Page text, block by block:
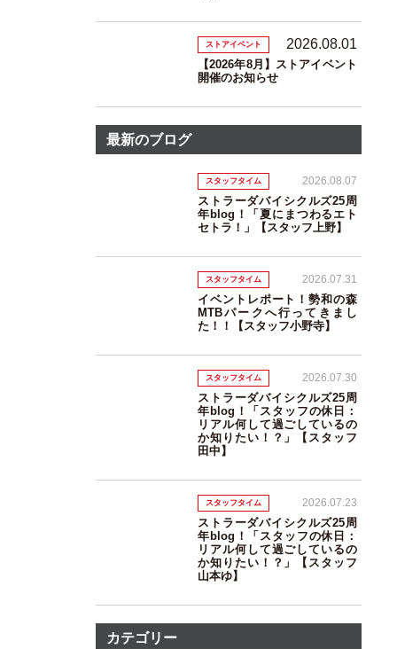
ストアイベント 2026.08.01
【2026年8月】ストアイベント
開催のお知らせ
最新のブログ
スタッフタイム 2026.08.07
ストラーダバイシクルズ25周
年blog！「夏にまつわるエト
セトラ！」【スタッフ上野】
スタッフタイム 2026.07.31
イベントレポート！勢和の森
MTBパークへ行ってきまし
た！！【スタッフ小野寺】
スタッフタイム 2026.07.30
ストラーダバイシクルズ25周
年blog！「スタッフの休日：
リアル何して過ごしているの
か知りたい！？」【スタッフ
田中】
スタッフタイム 2026.07.23
ストラーダバイシクルズ25周
年blog！「スタッフの休日：
リアル何して過ごしているの
か知りたい！？」【スタッフ
山本ゆ】
カテゴリー